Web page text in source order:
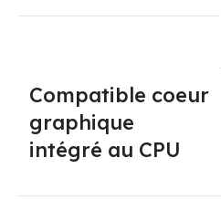
Compatible coeur
graphique
intégré au CPU